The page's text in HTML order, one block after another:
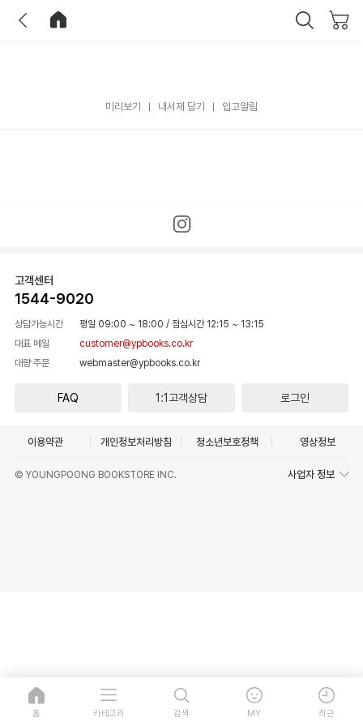
미리보기 내서재 담기 입고알림
고객센터
1544-9020
상담가능시간 평일 09:00 ~ 18:00 / 점심시간 12:15 ~ 13:15
대표 메일
customer@ypbooks.co.kr
대량 주문
webmaster@ypbooks.co.kr
FAQ 1:1고객상담 로그인
이용약관 개인정보처리방침 청소년보호정책 영상정보
© YOUNGPOONG BOOKSTORE INC. 사업자 정보
홈 카테고리 검색 MY 최근